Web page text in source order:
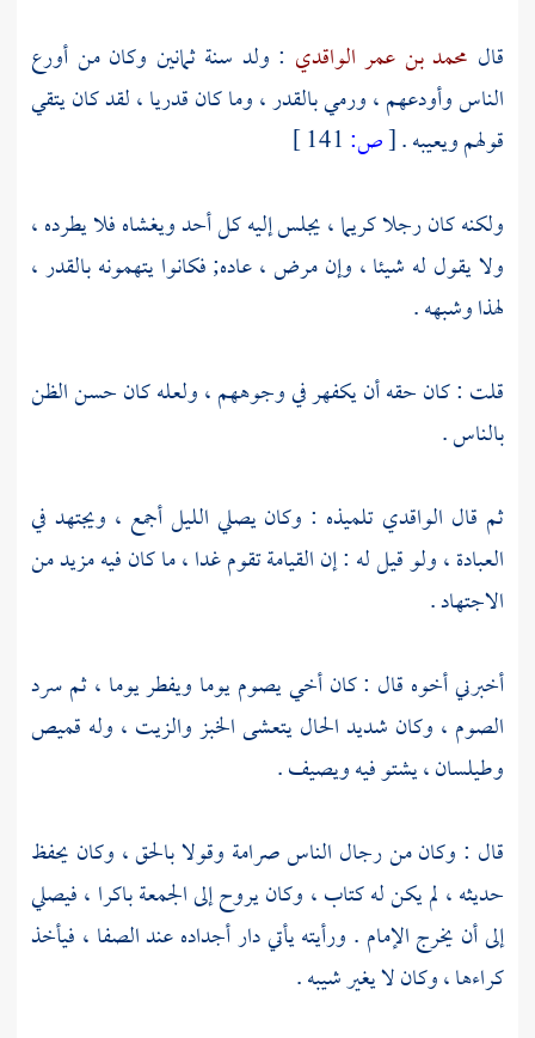
قال محمد بن عمر الواقدي : ولد سنة ثمانين وكان من أورع
الناس وأودعهم ، ورمي بالقدر ، وما كان قدريا ، لقد كان يتقي
قولهم ويعيبه .[ص:
ولكنه كان رجلا كريما ، يجلس إليه كل أحد ويغشاه فلا يطرده ،
ولا يقول له شيئا ، وإن مرض ، عاده; فكانوا يتهمونه بالقدر ،
لهذا وشبهه .
قلت : كان حقه أن يكفهر في وجوههم ، ولعله كان حسن الظن
بالناس .
ثم قال الواقدي تلميذه : وكان يصلي الليل أجمع ، ويجتهد في
العبادة ، ولو قيل له : إن القيامة تقوم غدا ، ما كان فيه مزيد من
الاجتهاد .
أخبرني أخوه قال : كان أخي يصوم يوما ويفطر يوما ، ثم سرد
الصوم ، وكان شديد الحال يتعشى الخبز والزيت ، وله قميص
وطيلسان ، يشتو فيه ويصيف .
قال : وكان من رجال الناس صرامة وقولا بالحق ، وكان يحفظ
حديثه ، لم يكن له كتاب ، وكان يروح إلى الجمعة باكرا ، فيصلي
إلى أن يخرج الإمام . ورأيته يأتي دار أجداده عندالصفا ، فيأخذ
كراءها ، وكان لا يغير شيبه .